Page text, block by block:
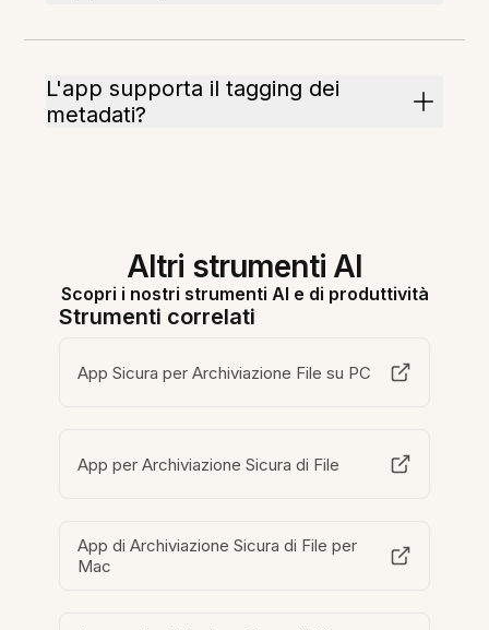
L'app supporta il tagging dei
metadati?
Altri strumenti AI
Scopri i nostri strumenti AI e di produttività
Strumenti correlati
App Sicura per Archiviazione File su PC
App per Archiviazione Sicura di File
App di Archiviazione Sicura di File per
Mac